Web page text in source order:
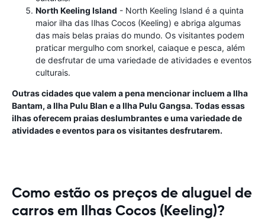
North Keeling Island - North Keeling Island é a quinta
maior ilha das Ilhas Cocos (Keeling) e abriga algumas
das mais belas praias do mundo. Os visitantes podem
praticar mergulho com snorkel, caiaque e pesca, além
de desfrutar de uma variedade de atividades e eventos
culturais.
Outras cidades que valem a pena mencionar incluem a Ilha
Bantam, a Ilha Pulu Blan e a Ilha Pulu Gangsa. Todas essas
ilhas oferecem praias deslumbrantes e uma variedade de
atividades e eventos para os visitantes desfrutarem.
Como estão os preços de aluguel de
carros em Ilhas Cocos (Keeling)?